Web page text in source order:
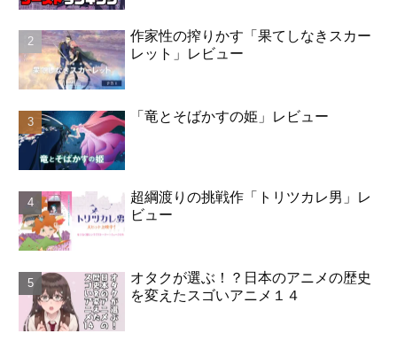
作家性の搾りかす「果てしなきスカー
レット」レビュー
「竜とそばかすの姫」レビュー
超綱渡りの挑戦作「トリツカレ男」レ
ビュー
オタクが選ぶ！？日本のアニメの歴史
を変えたスゴいアニメ１４